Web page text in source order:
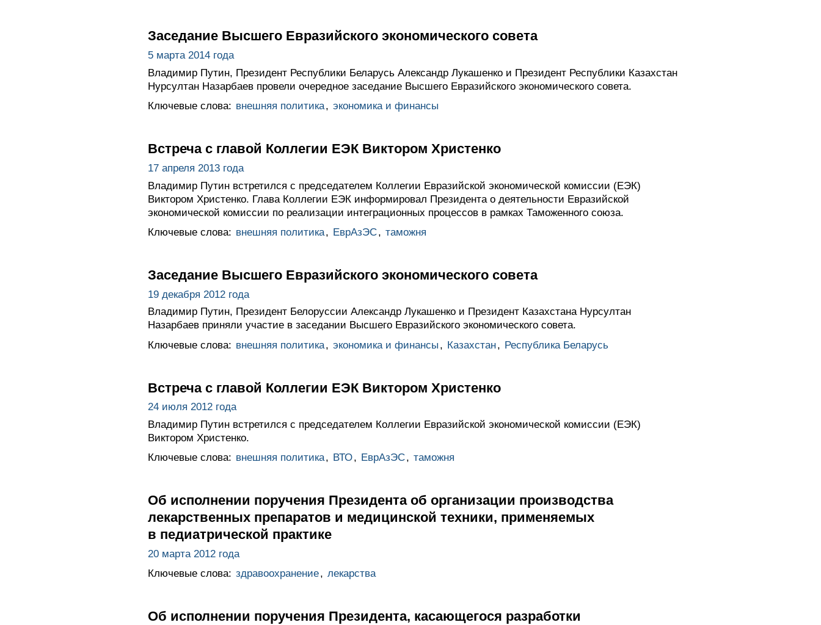
Заседание Высшего Евразийского экономического совета
5 марта 2014 года
Владимир Путин, Президент Республики Беларусь Александр Лукашенко и Президент Республики Казахстан
Нурсултан Назарбаев провели очередное заседание Высшего Евразийского экономического совета.
Ключевые слова: внешняя политика, экономика и финансы
Встреча с главой Коллегии ЕЭК Виктором Христенко
17 апреля 2013 года
Владимир Путин встретился с председателем Коллегии Евразийской экономической комиссии (ЕЭК)
Виктором Христенко. Глава Коллегии ЕЭК информировал Президента о деятельности Евразийской
экономической комиссии по реализации интеграционных процессов в рамках Таможенного союза.
Ключевые слова: внешняя политика, ЕврАзЭС, таможня
Заседание Высшего Евразийского экономического совета
19 декабря 2012 года
Владимир Путин, Президент Белоруссии Александр Лукашенко и Президент Казахстана Нурсултан
Назарбаев приняли участие в заседании Высшего Евразийского экономического совета.
Ключевые слова: внешняя политика, экономика и финансы , Казахстан, Республика Беларусь
Встреча с главой Коллегии ЕЭК Виктором Христенко
24 июля 2012 года
Владимир Путин встретился с председателем Коллегии Евразийской экономической комиссии (ЕЭК)
Виктором Христенко.
Ключевые слова: внешняя политика, ВТО, ЕврАзЭС, таможня
Об исполнении поручения Президента об организации производства
лекарственных препаратов и медицинской техники, применяемых
в педиатрической практике
20 марта 2012 года
Ключевые слова: здравоохранение, лекарства
Об исполнении поручения Президента, касающегося разработки